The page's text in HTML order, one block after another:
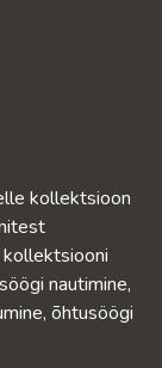
kollektsioon
nautimine,
õhtusöögi